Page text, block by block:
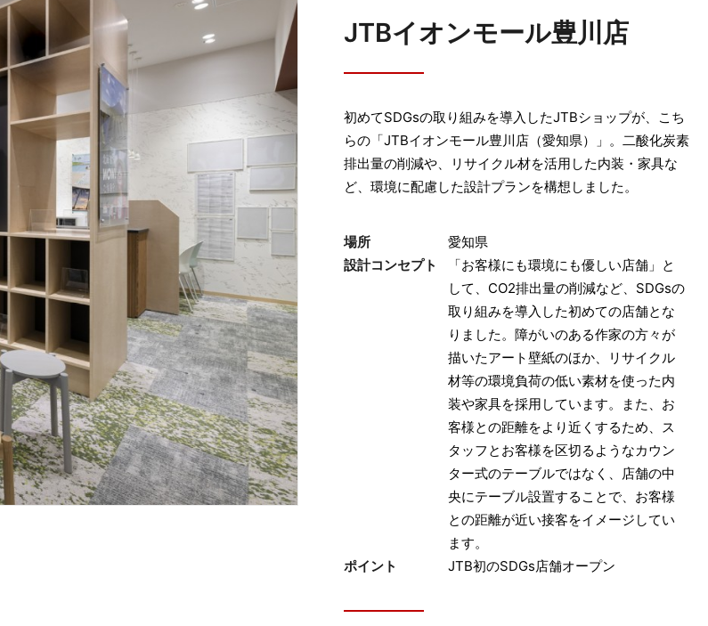
JTBイオンモール豊川店
初めてSDGsの取り組みを導入したJTBショップが、こち
らの「JTBイオンモール豊川店（愛知県）」。二酸化炭素
排出量の削減や、リサイクル材を活用した内装・家具な
ど、環境に配慮した設計プランを構想しました。
場所
愛知県
設計コンセプト
「お客様にも環境にも優しい店舗」と
して、CO2排出量の削減など、SDGsの
取り組みを導入した初めての店舗とな
りました。障がいのある作家の方々が
描いたアート壁紙のほか、リサイクル
材等の環境負荷の低い素材を使った内
装や家具を採用しています。また、お
客様との距離をより近くするため、ス
タッフとお客様を区切るようなカウン
ター式のテーブルではなく、店舗の中
央にテーブル設置することで、お客様
との距離が近い接客をイメージしてい
ます。
ポイント
JTB初のSDGs店舗オープン